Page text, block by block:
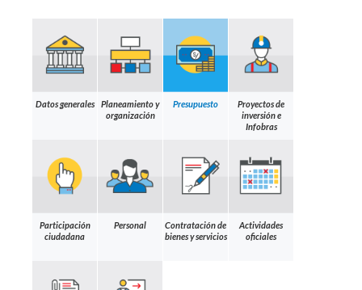
Datos generales
Planeamiento y
organización
Presupuesto
Proyectos de
inversión e
Infobras
Participación
ciudadana
Personal
Contratación de
bienes y servicios
Actividades
oficiales